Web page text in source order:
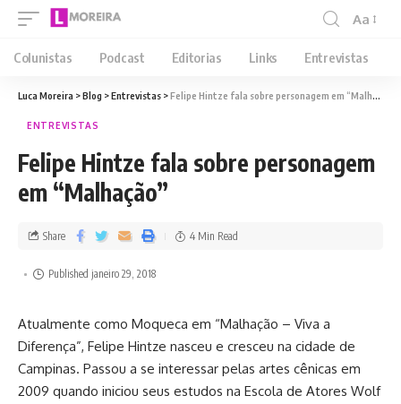
Aa
Colunistas Podcast Editorias Links Entrevistas
Luca Moreira >Blog >Entrevistas >Felipe Hintze fala sobre personagem em “Malhação”
ENTREVISTAS
Felipe Hintze fala sobre personagem
em “Malhação”
Published janeiro 29, 2018
Share 4 Min Read
Atualmente como Moqueca em “Malhação – Viva a
Diferença”, Felipe Hintze nasceu e cresceu na cidade de
Campinas. Passou a se interessar pelas artes cênicas em
2009 quando iniciou seus estudos na Escola de Atores Wolf